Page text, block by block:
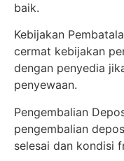
baik.
Kebijakan
cermat kebijakan
dengan penyedia
penyewaan.
Pengembalian
pengembalian
selesai dan kondisi